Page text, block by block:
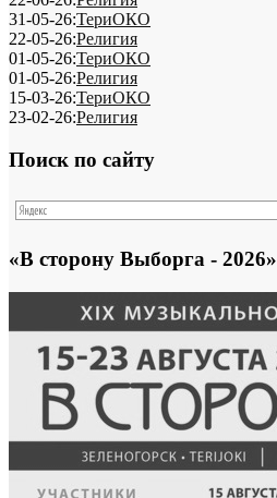
31-05-26:ТериОКО
22-05-26:Религия
01-05-26:ТериОКО
01-05-26:Религия
15-03-26:ТериОКО
23-02-26:Религия
Поиск по сайту
«В сторону Выборга - 2026»